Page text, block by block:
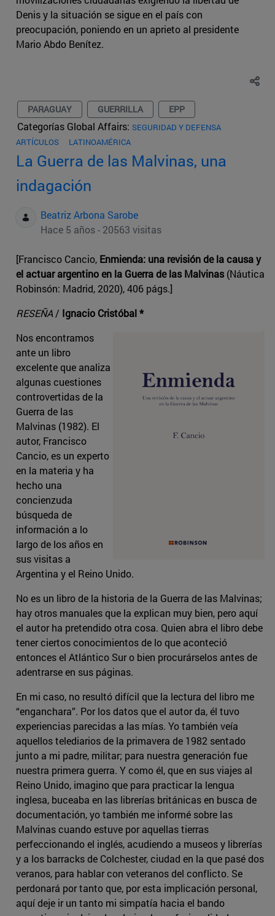
Denis y la situación se sigue en el país con
preocupación, poniendo en un aprieto al presidente
Mario Abdo Benítez.
PARAGUAY GUERRILLA EPP
Categorías Global Affairs: SEGURIDAD Y DEFENSA
ARTÍCULOS
LATINOAMÉRICA
La Guerra de las Malvinas, una
indagación
Beatriz Arbona Sarobe
Hace 5 años - 20563 visitas
[Francisco Cancio, Enmienda: una revisión de la causa y
el actuar argentino en la Guerra de las Malvinas (Náutica
Robinsón: Madrid, 2020), 406 págs.]
RESEÑA/ Ignacio Cristóbal *
Nos encontramos
ante un libro
excelente que analiza
algunas cuestiones
controvertidas de la
Guerra de las
Malvinas (1982). El
autor, Francisco
Cancio, es un experto
en la materia y ha
hecho una
concienzuda
búsqueda de
información a lo
largo de los años en
sus visitas a
Argentina y el Reino Unido.
No es un libro de la historia de la Guerra de las Malvinas;
hay otros manuales que la explican muy bien, pero aquí
el autor ha pretendido otra cosa. Quien abra el libro debe
tener ciertos conocimientos de lo que aconteció
entonces el Atlántico Sur o bien procurárselos antes de
adentrarse en sus páginas.
En mi caso, no resultó difícil que la lectura del libro me
“enganchara”. Por los datos que el autor da, él tuvo
experiencias parecidas a las mías. Yo también veía
aquellos telediarios de la primavera de 1982 sentado
junto a mi padre, militar; para nuestra generación fue
nuestra primera guerra. Y como él, que en sus viajes al
Reino Unido, imagino que para practicar la lengua
inglesa, buceaba en las librerías británicas en busca de
documentación, yo también me informé sobre las
Malvinas cuando estuve por aquellas tierras
perfeccionando el inglés, acudiendo a museos y librerías
y a los barracks de Colchester, ciudad en la que pasé dos
veranos, para hablar con veteranos del conflicto. Se
perdonará por tanto que, por esta implicación personal,
aquí deje ir un tanto mi simpatía hacia el bando